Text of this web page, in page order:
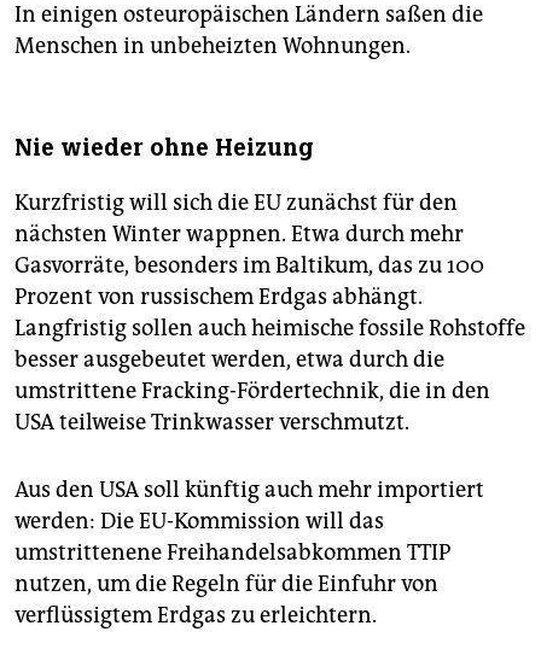
In einigen osteuropäischen Ländern saßen die
Menschen in unbeheizten Wohnungen.
Nie wieder ohne Heizung
Kurzfristig will sich die EU zunächst für den
nächsten Winter wappnen. Etwa durch mehr
Gasvorräte, besonders im Baltikum, das zu 100
Prozent von russischem Erdgas abhängt.
Langfristig sollen auch heimische fossile Rohstoffe
besser ausgebeutet werden, etwa durch die
umstrittene Fracking-Fördertechnik, die in den
USA teilweise Trinkwasser verschmutzt.
Aus den USA soll künftig auch mehr importiert
werden: Die EU-Kommission will das
umstrittenene Freihandelsabkommen TTIP
nutzen, um die Regeln für die Einfuhr von
verflüssigtem Erdgas zu erleichtern.